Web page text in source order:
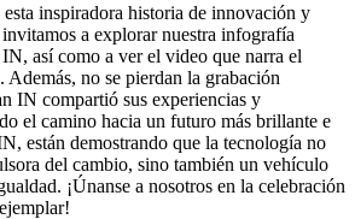
esta inspiradora historia de innovación y
a explorar nuestra infografía
así como a ver el video que narra el
Además, no se pierdan la grabación
IN compartió sus experiencias y
el camino hacia un futuro más brillante e
están demostrando que la tecnología no
del cambio, sino también un vehículo
¡Únanse a nosotros en la celebración